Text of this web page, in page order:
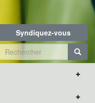
Syndiquez-vous